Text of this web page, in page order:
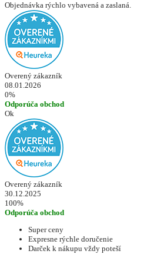
Objednávka rýchlo vybavená a zaslaná.
Overený zákazník
08.01.2026
0%
Odporúča obchod
Ok
Overený zákazník
30.12.2025
100%
Odporúča obchod
Super ceny
Expresne rýchle doručenie
Darček k nákupu vždy poteší